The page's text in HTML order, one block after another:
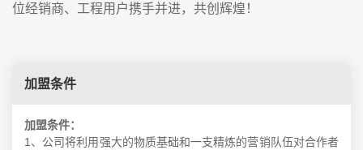
位经销商、工程用户携手并进，共创辉煌！
加盟条件
加盟条件：
1、公司将利用强大的物质基础和一支精炼的营销队伍对合作者